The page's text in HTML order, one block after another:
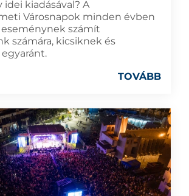
idei kiadásával? A
Városnapok minden évben
számít
számára, kicsiknek és
TOVÁBB